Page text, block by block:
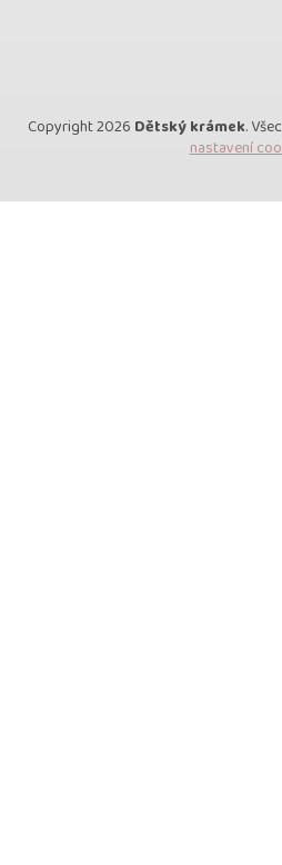
Copyright 2026 Dětský krámek.
nastavení